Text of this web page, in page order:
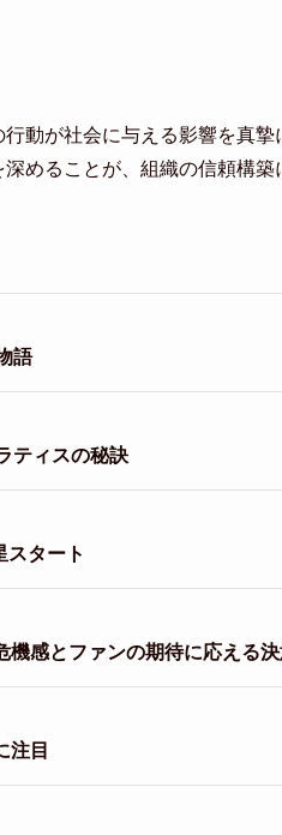
動が社会に与える影響を真
めることが、組織の信頼構築
語
ティスの秘訣
スタート
機感とファンの期待に応える
注目